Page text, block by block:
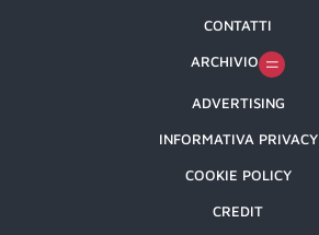
CONTATTI
ARCHIVIO
ADVERTISING
INFORMATIVA PRIVACY
COOKIE POLICY
CREDIT